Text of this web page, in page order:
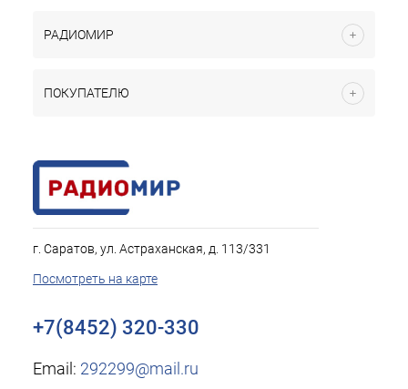
РАДИОМИР
ПОКУПАТЕЛЮ
г. Саратов, ул. Астраханская, д. 113/331
Посмотреть на карте
+7(8452) 320-330
Email: 292299@mail.ru